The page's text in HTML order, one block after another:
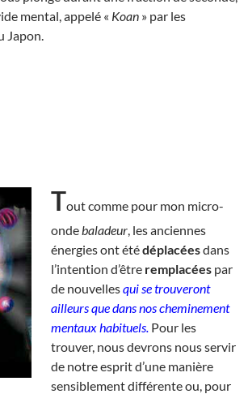
mental, appelé « Koan » par les
Japon.
Tout comme pour mon micro-
onde baladeur , les anciennes
énergies ont étédéplacéesdans
l’intention d’être remplacées par
de nouvellesqui se trouveront
ailleurs que dans nos cheminement
mentaux habituels. Pour les
trouver, nous devrons nous servir
de notre esprit d’une manière
sensiblement différente ou, pour